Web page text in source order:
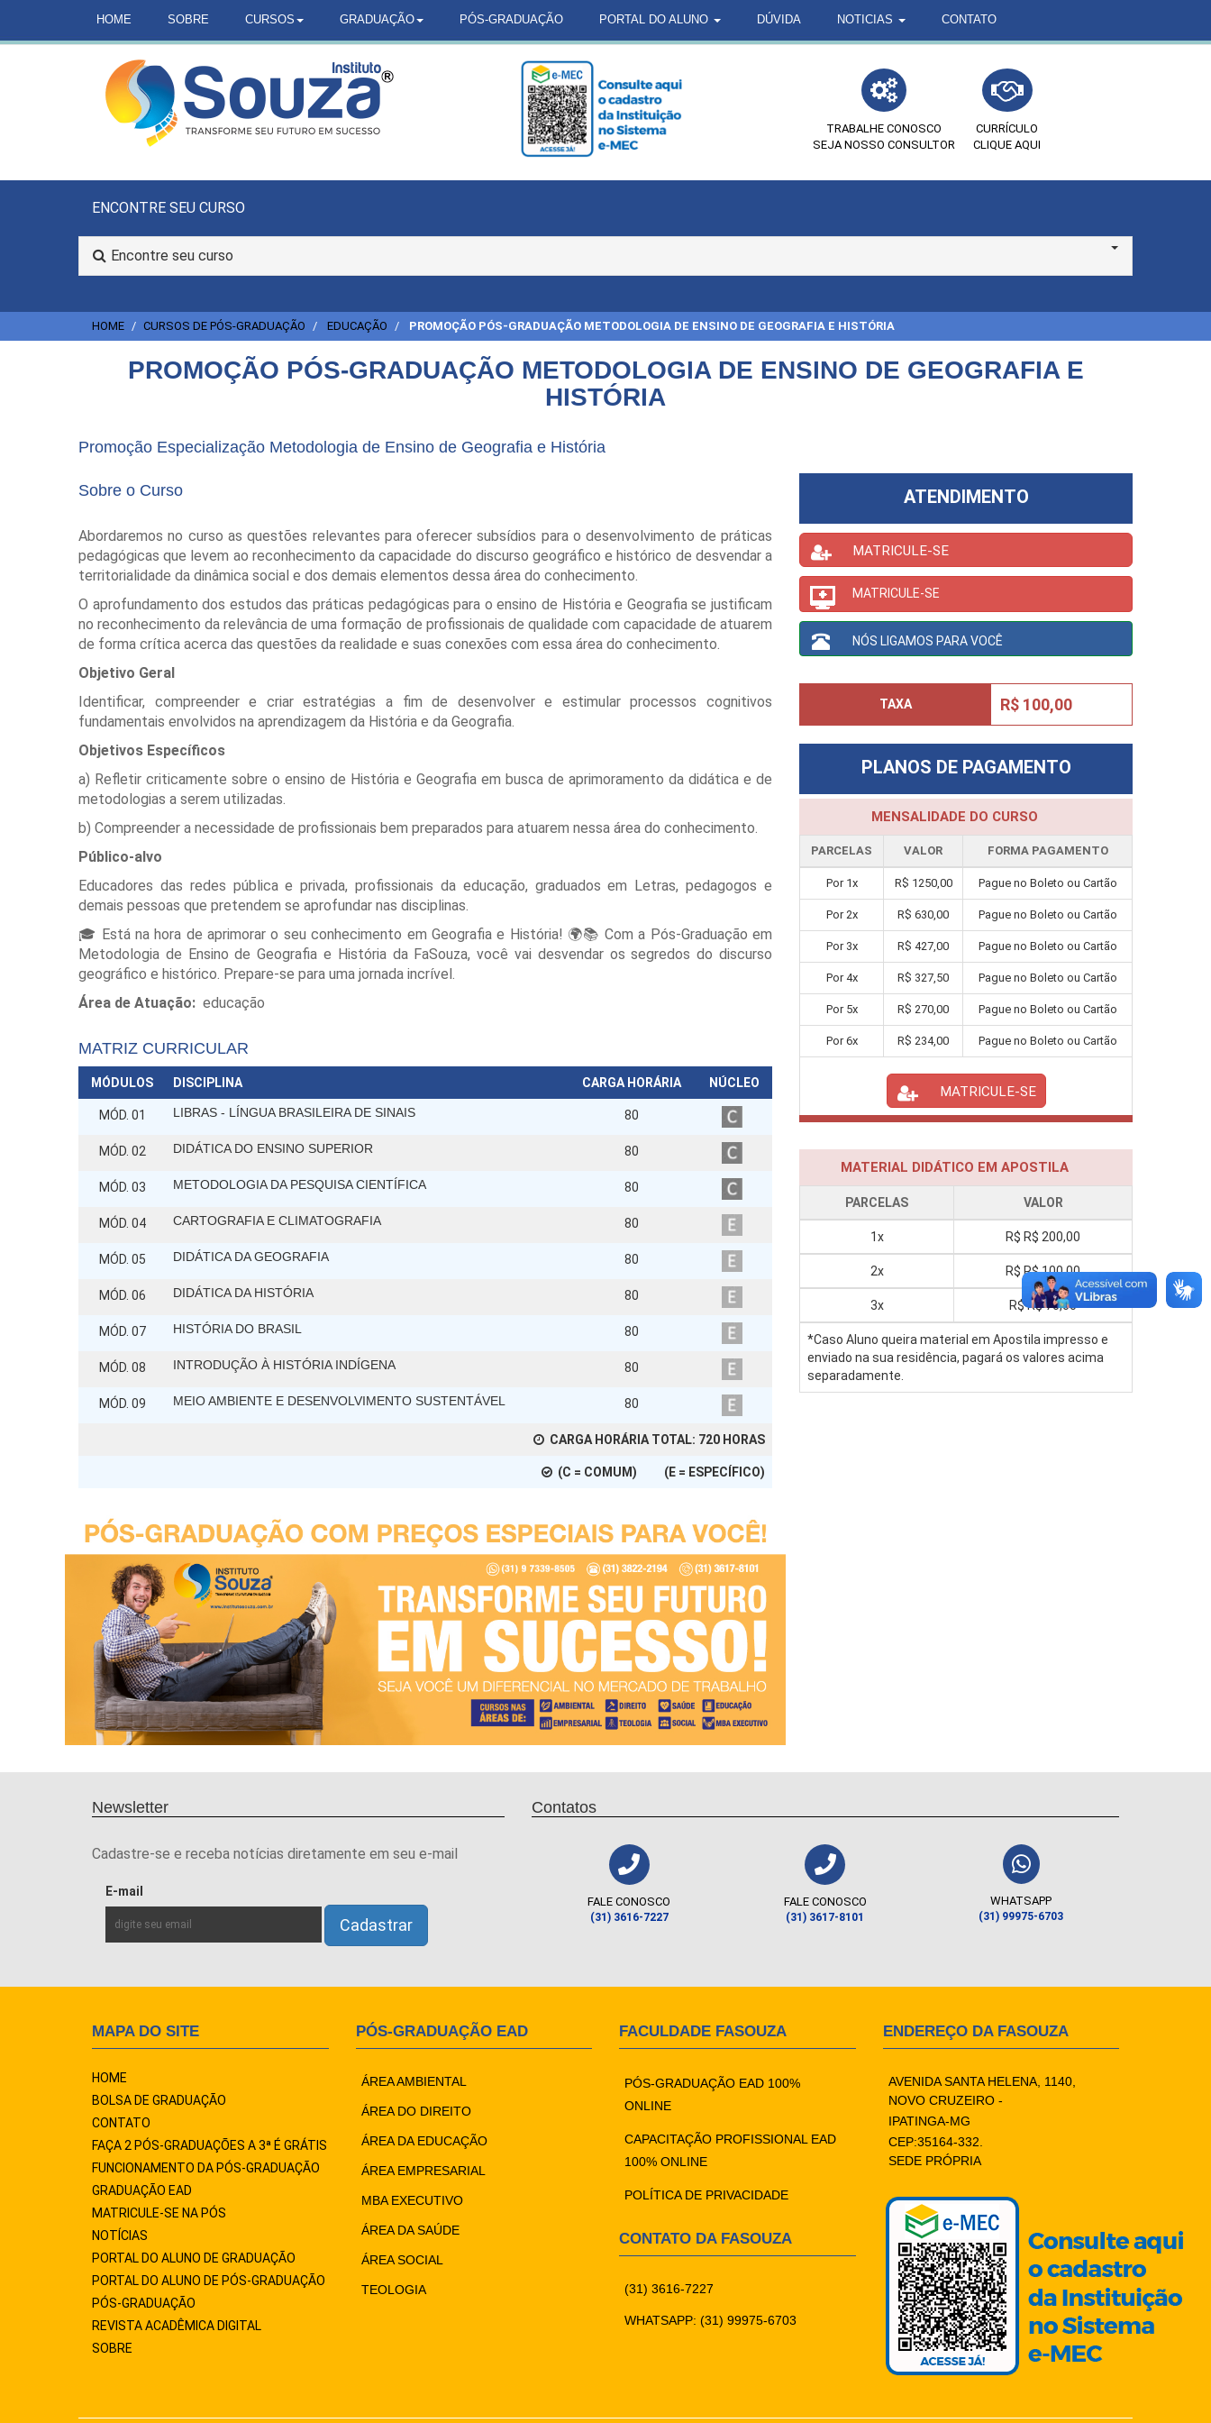
HOME SOBRE CURSOS GRADUAÇÃO PÓS-GRADUAÇÃO PORTAL DO ALUNO DÚVIDA NOTICIAS CONTATO
TRABALHE CONOSCO
SEJA NOSSO CONSULTOR
CURRÍCULO
CLIQUE AQUI
ENCONTRE SEU CURSO
Encontre seu curso
HOME CURSOS DE PÓS-GRADUAÇÃO EDUCAÇÃO PROMOÇÃO PÓS-GRADUAÇÃO METODOLOGIA DE ENSINO DE GEOGRAFIA E HISTÓRIA
PROMOÇÃO PÓS-GRADUAÇÃO METODOLOGIA DE ENSINO DE GEOGRAFIA E
HISTÓRIA
Promoção Especialização Metodologia de Ensino de Geografia e História
Sobre o Curso
Abordaremos no curso as questões relevantes para oferecer subsídios para o desenvolvimento de práticas
pedagógicas que levem ao reconhecimento da capacidade do discurso geográfico e histórico de desvendar a
territorialidade da dinâmica social e dos demais elementos dessa área do conhecimento.
O aprofundamento dos estudos das práticas pedagógicas para o ensino de História e Geografia se justificam
no reconhecimento da relevância de uma formação de profissionais de qualidade com capacidade de atuarem
de forma crítica acerca das questões da realidade e suas conexões com essa área do conhecimento.
Objetivo Geral
Identificar, compreender e criar estratégias a fim de desenvolver e estimular processos cognitivos
fundamentais envolvidos na aprendizagem da História e da Geografia.
Objetivos Específicos
a) Refletir criticamente sobre o ensino de História e Geografia em busca de aprimoramento da didática e de
metodologias a serem utilizadas.
b) Compreender a necessidade de profissionais bem preparados para atuarem nessa área do conhecimento.
Público-alvo
Educadores das redes pública e privada, profissionais da educação, graduados em Letras, pedagogos e
demais pessoas que pretendem se aprofundar nas disciplinas.
🎓 Está na hora de aprimorar o seu conhecimento em Geografia e História! 🌍📚 Com a Pós-Graduação em
Metodologia de Ensino de Geografia e História da FaSouza, você vai desvendar os segredos do discurso
geográfico e histórico. Prepare-se para uma jornada incrível.
Área de Atuação: educação
MATRIZ CURRICULAR
MÓDULOS DISCIPLINA CARGA HORÁRIA NÚCLEO
MÓD. 01 LIBRAS - LÍNGUA BRASILEIRA DE SINAIS 80
MÓD. 02 DIDÁTICA DO ENSINO SUPERIOR 80
MÓD. 03 METODOLOGIA DA PESQUISA CIENTÍFICA 80
MÓD. 04 CARTOGRAFIA E CLIMATOGRAFIA 80
MÓD. 05 DIDÁTICA DA GEOGRAFIA 80
MÓD. 06 DIDÁTICA DA HISTÓRIA 80
MÓD. 07 HISTÓRIA DO BRASIL 80
MÓD. 08 INTRODUÇÃO À HISTÓRIA INDÍGENA 80
MÓD. 09 MEIO AMBIENTE E DESENVOLVIMENTO SUSTENTÁVEL 80
CARGA HORÁRIA TOTAL: 720 HORAS
(C = COMUM) (E = ESPECÍFICO)
ATENDIMENTO
MATRICULE-SE
MATRICULE-SE
NÓS LIGAMOS PARA VOCÊ
TAXA R$ 100,00
PLANOS DE PAGAMENTO
MENSALIDADE DO CURSO
PARCELAS VALOR FORMA PAGAMENTO
Por 1x R$ 1250,00 Pague no Boleto ou Cartão
Por2x R$ 630,00 Pague no Boleto ou Cartão
Por 3x R$ 427,00 Pague no Boleto ou Cartão
Por4x R$ 327,50 Pague no Boleto ou Cartão
Por 5x R$ 270,00 Pague no Boleto ou Cartão
Por6x R$ 234,00 Pague no Boleto ou Cartão
MATRICULE-SE
MATERIAL DIDÁTICO EM APOSTILA
PARCELAS VALOR
1x R$ R$ 200,00
2x R$R$ 100,00
3x R$R$ 70,00
*Caso Aluno queira material em Apostila impresso e
enviado na sua residência, pagará os valores acima
separadamente.
Newsletter
Cadastre-se e receba notícias diretamente em seu e-mail
E-mail
Contatos
FALE CONOSCO
(31) 3616-7227
FALE CONOSCO
(31) 3617-8101
WHATSAPP
(31) 99975-6703
MAPA DO SITE
HOME
BOLSA DE GRADUAÇÃO
CONTATO
FAÇA 2 PÓS-GRADUAÇÕES A 3ª É GRÁTIS
FUNCIONAMENTO DA PÓS-GRADUAÇÃO
GRADUAÇÃO EAD
MATRICULE-SE NA PÓS
NOTÍCIAS
PORTAL DO ALUNO DE GRADUAÇÃO
PORTAL DO ALUNO DE PÓS-GRADUAÇÃO
PÓS-GRADUAÇÃO
REVISTA ACADÊMICA DIGITAL
SOBRE
PÓS-GRADUAÇÃO EAD
ÁREA AMBIENTAL
ÁREA DO DIREITO
ÁREA DA EDUCAÇÃO
ÁREA EMPRESARIAL
MBA EXECUTIVO
ÁREA DA SAÚDE
ÁREA SOCIAL
TEOLOGIA
FACULDADE FASOUZA
PÓS-GRADUAÇÃO EAD 100%
ONLINE
CAPACITAÇÃO PROFISSIONAL EAD
100% ONLINE
POLÍTICA DE PRIVACIDADE
CONTATO DA FASOUZA
(31) 3616-7227
WHATSAPP: (31) 99975-6703
ENDEREÇO DA FASOUZA
AVENIDA SANTA HELENA, 1140,
NOVO CRUZEIRO -
IPATINGA-MG
CEP:35164-332.
SEDE PRÓPRIA